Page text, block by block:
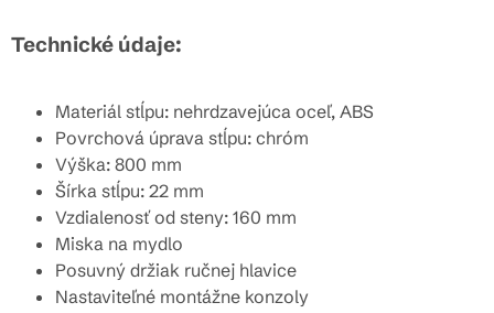
Technické údaje:
Materiál stĺpu: nehrdzavejúca oceľ, ABS
Povrchová úprava stĺpu: chróm
Výška: 800 mm
Šírka stĺpu: 22 mm
Vzdialenosť od steny: 160 mm
Miska na mydlo
Posuvný držiak ručnej hlavice
Nastaviteľné montážne konzoly